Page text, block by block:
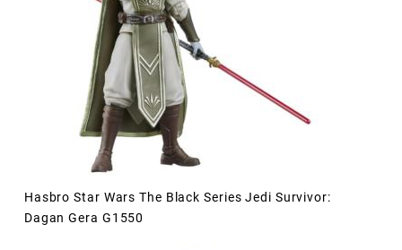
Hasbro Star Wars The Black Series Jedi Survivor:
Dagan Gera G1550